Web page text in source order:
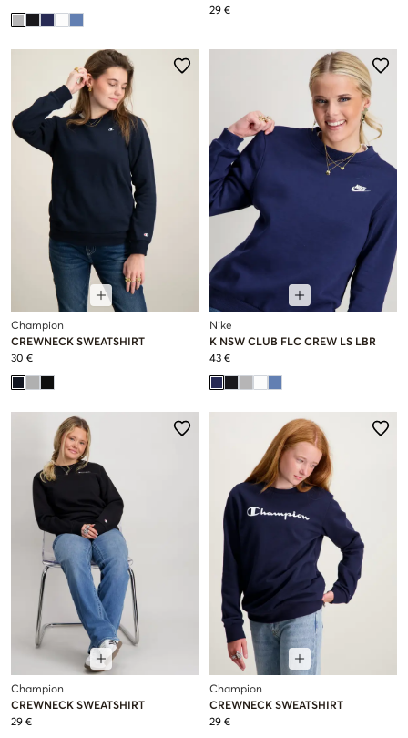
29 €
Champion
CREWNECK SWEATSHIRT
30 €
Nike
K NSW CLUB FLC CREW LS LBR
43 €
Champion
CREWNECK SWEATSHIRT
29 €
Champion
CREWNECK SWEATSHIRT
29 €